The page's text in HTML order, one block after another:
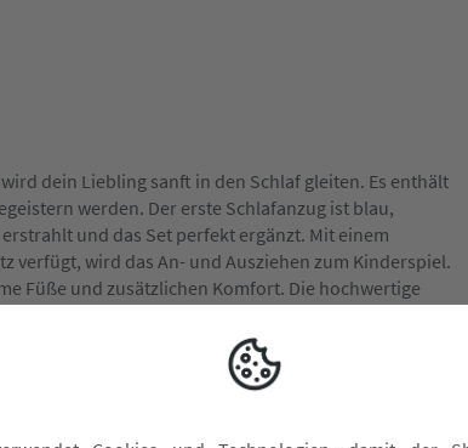
dein Liebling sanft in den Schlaf gleiten. Es enthält
werden. Der erste Schlafanzug ist blau,
und das Set perfekt ergänzt. Mit einem
verfügt, wird das An- und Ausziehen zum Kinderspiel.
Füße und zusätzlichen Komfort. Die hochwertige
macht die Schlafanzüge zusätzlich besonders